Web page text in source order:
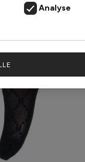
Analyse